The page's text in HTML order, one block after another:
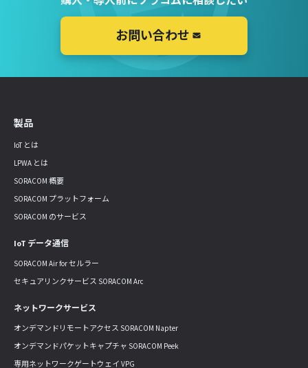
お問い合わせ
製品
IoT とは
LPWA とは
SORACOM 概要
SORACOM プラットフォーム
SORACOM のサービス
IoT データ通信
SORACOM Air for セルラー
セキュアリンクサービス SORACOM Arc
ネットワークサービス
オンデマンドリモートアクセス SORACOM Napter
オンデマンドパケットキャプチャ SORACOM Peek
専用ネットワークゲートウェイ VPG